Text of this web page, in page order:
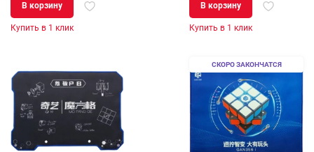
В корзину
Купить в 1 клик
В корзину
Купить в 1 клик
СКОРО ЗАКОНЧАТСЯ